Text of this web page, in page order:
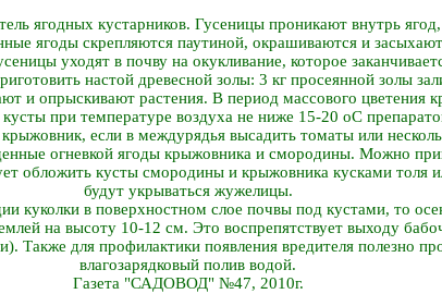
ягодных кустарников. Гусеницы проникают внутрь
ягоды скрепляются паутиной, окрашиваются и
уходят в почву на окукливание, которое
настой древесной золы: 3 кг просеянной золы
и опрыскивают растения. В период массового цветения
при температуре воздуха не ниже 15-20 оС
если в междурядья высадить томаты или
огневкой ягоды крыжовника и смородины. Можно
обложить кусты смородины и крыжовника кусками толя
будут укрываться жужелицы.
куколки в поверхностном слое почвы под кустами, то
на высоту 10-12 см. Это воспрепятствует выходу
Также для профилактики появления вредителя полезно
влагозарядковый полив водой.
Газета "САДОВОД" №47, 2010г.